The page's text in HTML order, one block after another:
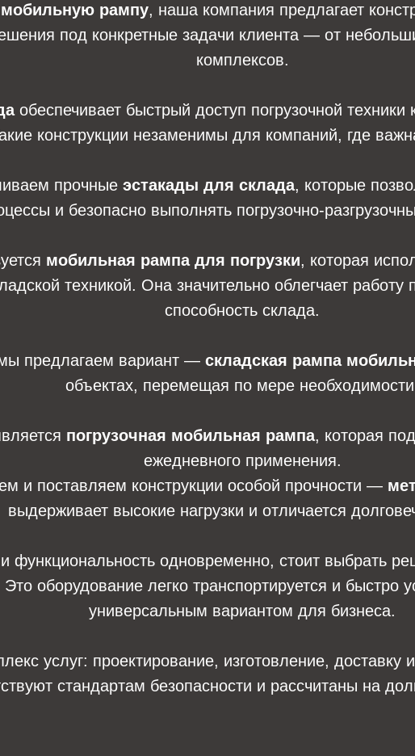
мобильную рампу, наша компания предлагает
под конкретные задачи клиента — от
комплексов.
обеспечивает быстрый доступ погрузочной
конструкции незаменимы для компаний, где
прочные эстакады для склада, которые
и безопасно выполнять погрузочно-
мобильная рампа для погрузки, которая
техникой. Она значительно облегчает
способность склада.
мы предлагаем вариант — складская рампа
объектах, перемещая по мере
погрузочная мобильная рампа, которая
ежедневного применения.
и поставляем конструкции особой прочности —
выдерживает высокие нагрузки и отличается
и функциональность одновременно, стоит выбрать
Это оборудование легко транспортируется и быстро
универсальным вариантом для бизнеса.
услуг: проектирование, изготовление, доставку
стандартам безопасности и рассчитаны на